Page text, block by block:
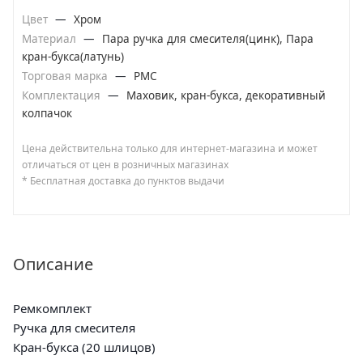
Цвет — Хром
Материал —
Пара ручка для смесителя(цинк), Пара
кран-букса(латунь)
Торговая марка —
РМС
Комплектация —
Маховик, кран-букса, декоративный
колпачок
Цена действительна только для интернет-магазина и может
отличаться от цен в розничных магазинах
* Бесплатная доставка до пунктов выдачи
Описание
Ремкомплект
Ручка для смесителя
Кран-букса (20 шлицов)